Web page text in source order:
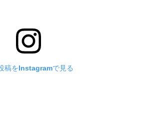
稿をInstagramで見る